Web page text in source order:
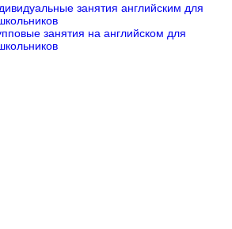
занятия английским для
занятия на английском для